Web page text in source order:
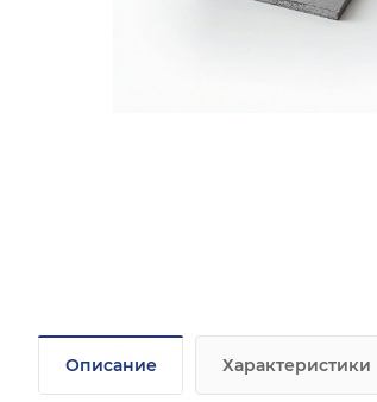
Описание Характеристики